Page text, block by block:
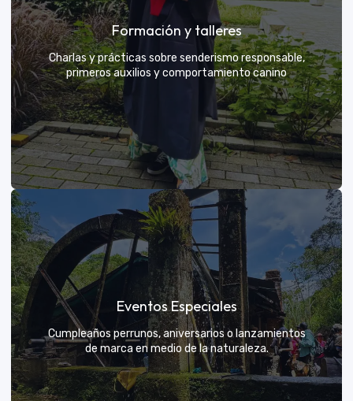
Tú eliges el parche y nosotros nos encargamos de
una aventura exclusiva
Formación y talleres
Charlas y prácticas sobre senderismo responsable,
primeros auxilios y comportamiento canino
Formación y talleres
Aprende de expertos a ser el mejor guía para tu
propio explorador
VER MÁS
Eventos Especiales
Cumpleaños perrunos, aniversarios o lanzamientos
de marca en medio de la naturaleza.